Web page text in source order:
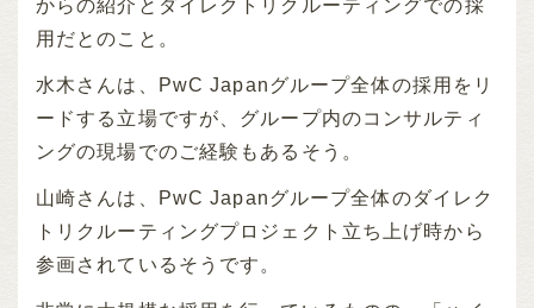
からの紹介とダイレクトリクルーティングでの採
用だとのこと。
水木さんは、PwC Japanグループ全体の採用をリ
ードする立場ですが、グループ内のコンサルティ
ングの現場でのご経験もあるそう。
山崎さんは、PwC Japanグループ全体のダイレク
トリクルーティングプロジェクト立ち上げ時から
参画されているそうです。